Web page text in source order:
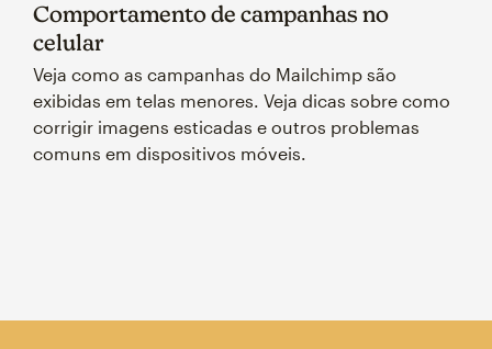
Comportamento de campanhas no
celular
Veja como as campanhas do Mailchimp são
exibidas em telas menores. Veja dicas sobre como
corrigir imagens esticadas e outros problemas
comuns em dispositivos móveis.​